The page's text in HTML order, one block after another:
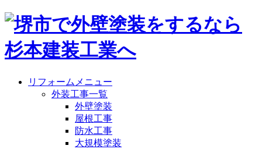
リフォームメニュー
外装工事一覧
外壁塗装
屋根工事
防水工事
大規模塗装